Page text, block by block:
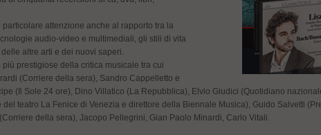
attenzione anche al rapporto tra la
audio-video e multimediali, gli stili di vita
altre arti e dei nuovi saperi.
prestigiose della critica musicale tra cui
(Corriere della sera), Sandro Cappelletto e
(Il Sole 24 ore), Dino Villatico (La Repubblica), Elvio Giudici (Quotidiano
teatro La Fenice di Venezia e direttore della Biennale Musica), Guido Salvetti
della sera), Jacopo Pellegrini, Gian Paolo Minardi, Carlo Vitali.